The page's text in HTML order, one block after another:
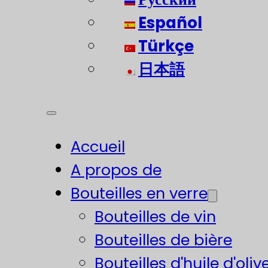
Español
Türkçe
日本語
Accueil
A propos de
Bouteilles en verre
Bouteilles de vin
Bouteilles de bière
Bouteilles d'huile